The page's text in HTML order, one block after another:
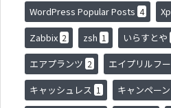
WordPress Popular Posts 4
Zabbix 2 zsh 1 いらすとや
エアプランツ 2 エイプリルフ
キャッシュレス 1 キャンペーン